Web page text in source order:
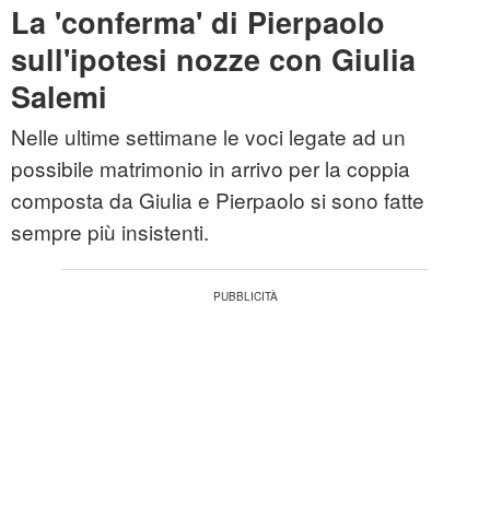
La 'conferma' di Pierpaolo
sull'ipotesi nozze con Giulia
Salemi
Nelle ultime settimane le voci legate ad un
possibile matrimonio in arrivo per la coppia
composta da Giulia e Pierpaolo si sono fatte
sempre più insistenti.